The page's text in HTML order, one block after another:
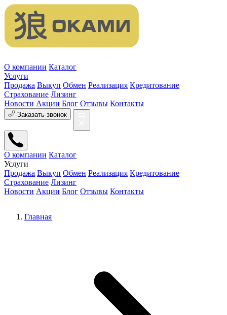
О компании Каталог
Услуги
Продажа Выкуп Обмен Реализация Кредитование
Страхование Лизинг
Новости Акции Блог Отзывы Контакты
Заказать звонок
О компании Каталог
Услуги
Продажа Выкуп Обмен Реализация Кредитование
Страхование Лизинг
Новости Акции Блог Отзывы Контакты
Главная